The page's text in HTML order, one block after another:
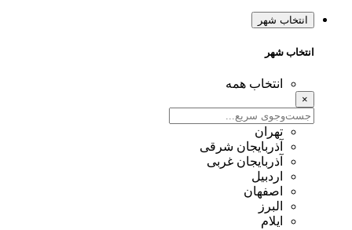
انتخاب شهر
انتخاب شهر
انتخاب همه
×
تهران
آذربایجان شرقی
آذربایجان غربی
اردبیل
اصفهان
البرز
ایلام